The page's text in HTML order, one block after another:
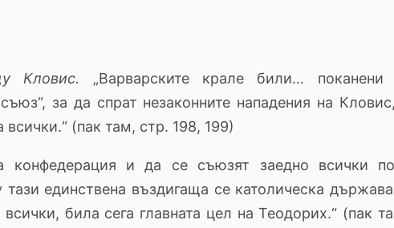
Кловис. „Варварските крале били…
за да спрат незаконните нападения на
всички.“ (пак там, стр. 198, 199)
и да се съюзят заедно всички
единствена въздигаща се католическа
била сега главната цел на Теодорих.“ (пак